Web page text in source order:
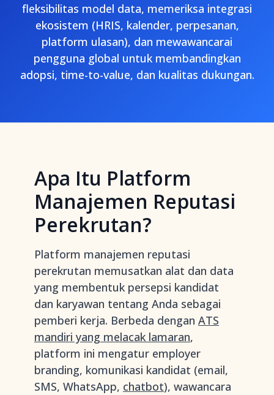
fleksibilitas model data, memeriksa integrasi
ekosistem (HRIS, kalender, perpesanan,
platform ulasan), dan mewawancarai
pengguna global untuk membandingkan
adopsi, time-to-value, dan kualitas dukungan.
Apa Itu Platform
Manajemen Reputasi
Perekrutan?
Platform manajemen reputasi
perekrutan memusatkan alat dan data
yang membentuk persepsi kandidat
dan karyawan tentang Anda sebagai
pemberi kerja. Berbeda dengan ATS
mandiri yang melacak lamaran,
platform ini mengatur employer
branding, komunikasi kandidat (email,
SMS, WhatsApp, chatbot), wawancara